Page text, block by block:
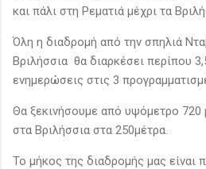
και πάλι στη Ρεματιά μέχρι τα
Όλη η διαδρομή από την σπηλιά
Βριλήσσια θα διαρκέσει περίπου
ενημερώσεις στις 3
Θα ξεκινήσουμε από υψόμετρο 720
στα Βριλήσσια στα 250μέτρα.
Το μήκος της διαδρομής μας είναι